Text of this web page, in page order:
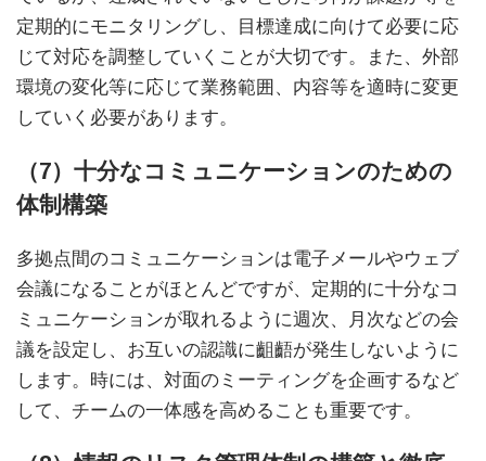
定期的にモニタリングし、目標達成に向けて必要に応
じて対応を調整していくことが大切です。また、外部
環境の変化等に応じて業務範囲、内容等を適時に変更
していく必要があります。
（7）十分なコミュニケーションのための
体制構築
多拠点間のコミュニケーションは電子メールやウェブ
会議になることがほとんどですが、定期的に十分なコ
ミュニケーションが取れるように週次、月次などの会
議を設定し、お互いの認識に齟齬が発生しないように
します。時には、対面のミーティングを企画するなど
して、チームの一体感を高めることも重要です。